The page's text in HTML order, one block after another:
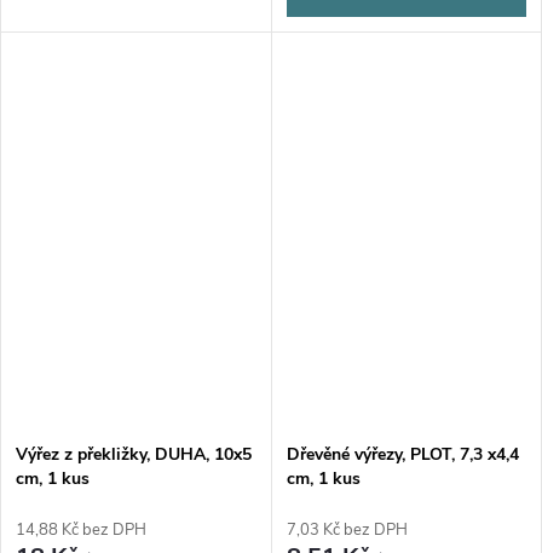
Výřez z překližky, DUHA, 10x5
cm, 1 kus
14,88 Kč bez DPH
Dřevěné výřezy, PLOT, 7,3 x4,4
cm, 1 kus
7,03 Kč bez DPH